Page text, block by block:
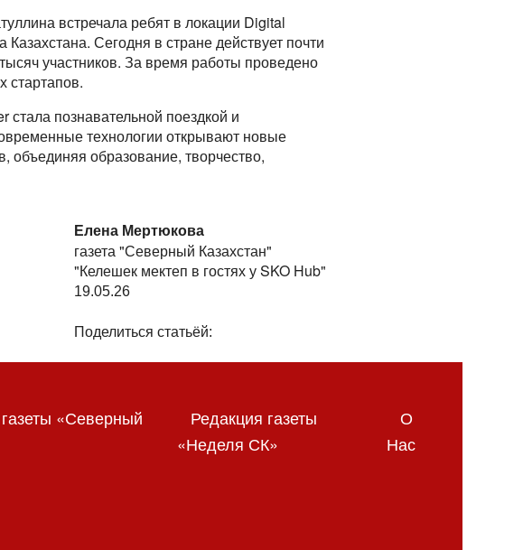
встречала ребят в локации Digital
Сегодня в стране действует почти
участников. За время работы проведено
стартапов.
стала познавательной поездкой и
технологии открывают новые
объединяя образование, творчество,
Елена Мертюкова
газета "Северный Казахстан"
"Келешек мектеп в гостях у SKO Hub"
19.05.26
Поделиться статьёй:
«Северный
Редакция газеты
«Неделя СК»
О
Нас